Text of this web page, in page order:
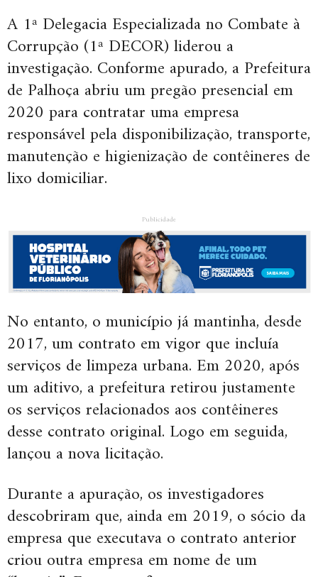
A 1ª Delegacia Especializada no Combate à
Corrupção (1ª DECOR) liderou a
investigação. Conforme apurado, a Prefeitura
de Palhoça abriu um pregão presencial em
2020 para contratar uma empresa
responsável pela disponibilização, transporte,
manutenção e higienização de contêineres de
lixo domiciliar.
Publicidade
No entanto, o município já mantinha, desde
2017, um contrato em vigor que incluía
serviços de limpeza urbana. Em 2020, após
um aditivo, a prefeitura retirou justamente
os serviços relacionados aos contêineres
desse contrato original. Logo em seguida,
lançou a nova licitação.
Durante a apuração, os investigadores
descobriram que, ainda em 2019, o sócio da
empresa que executava o contrato anterior
criou outra empresa em nome de um